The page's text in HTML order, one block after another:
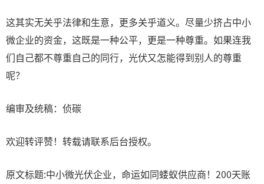
这其实无关乎法律和生意，更多关乎道义。尽量少挤占中小
微企业的资金，这既是一种公平，更是一种尊重。如果连我
们自己都不尊重自己的同行，光伏又怎能得到别人的尊重
呢？
编审及统稿：侦碳
欢迎转评赞！转载请联系后台授权。
原文标题:中小微光伏企业，命运如同蝼蚁供应商！200天账